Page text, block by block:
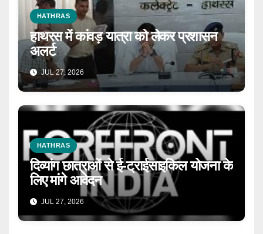
HATHRAS
हाथरस में कांवड़ यात्रा को लेकर प्रशासन
अलर्ट
JUL 27, 2026
HATHRAS
दिव्यांग छात्राओं से ई-ट्राईसाइकिल योजना के
लिए मांगे आवेदन
JUL 27, 2026